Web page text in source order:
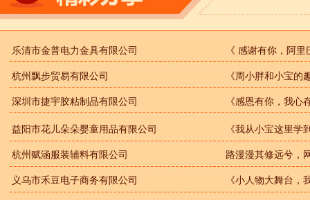
乐清市金普电力金具有限公司 《 感谢有你，阿
杭州飘步贸易有限公司 《周小胖和小宝的
深圳市捷宇胶粘制品有限公司 《感恩有你，我心
益阳市花儿朵朵婴童用品有限公司 《我从小宝这里学
杭州赋涵服装辅料有限公司 路漫漫其修远兮，
义乌市禾豆电子商务有限公司 《小人物大舞台，